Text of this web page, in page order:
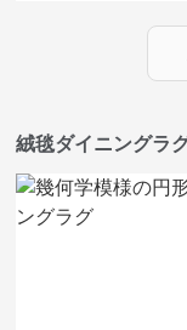
絨毯ダイニングラ